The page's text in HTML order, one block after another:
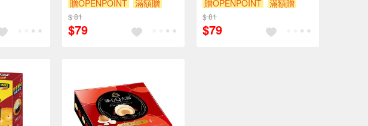
贈OPENPOINT
滿額贈
滿額9折
$ 81
$79
贈OPENPOINT
滿額贈
滿額9折
$ 81
$79